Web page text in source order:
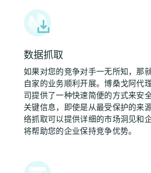
数据抓取
如果对您的竞争对手一无所知，那
自家的业务顺利开展。博桑戈阿代
司提供了一种快速简便的方式来安
关键信息，即使是从最受保护的来
络抓取可以提供详细的市场洞见和
将帮助您的企业保持竞争优势。